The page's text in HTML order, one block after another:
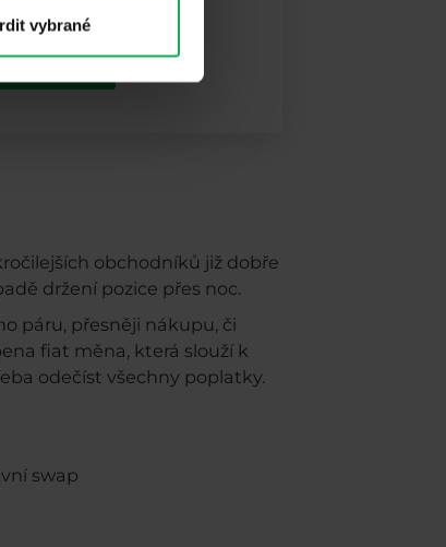
vybrané
zdarma
obchodníků již dobře
držení pozice přes noc.
páru, přesněji nákupu, či
fiat měna, která slouží k
odečíst všechny poplatky.
swap